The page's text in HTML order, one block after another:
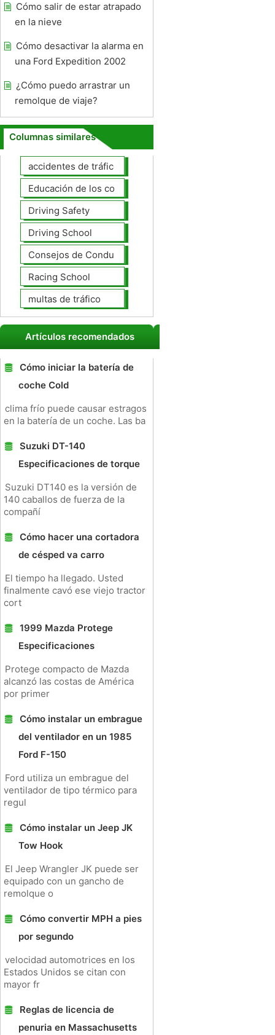
Cómo salir de estar atrapado
en la nieve
Cómo desactivar la alarma en
una Ford Expedition 2002
¿Cómo puedo arrastrar un
remolque de viaje?
Columnas similares
accidentes de tráfico
Educación de los conductores
Driving Safety
Driving School
Consejos de Conducción
Racing School
multas de tráfico
Artículos recomendados
Cómo iniciar la batería de
coche Cold
clima frío puede causar estragos
en la batería de un coche. Las ba
Suzuki DT-140
Especificaciones de torque
Suzuki DT140 es la versión de
140 caballos de fuerza de la
compañí
Cómo hacer una cortadora
de césped va carro
El tiempo ha llegado. Usted
finalmente cavó ese viejo tractor
cort
1999 Mazda Protege
Especificaciones
Protege compacto de Mazda
alcanzó las costas de América
por primer
Cómo instalar un embrague
del ventilador en un 1985
Ford F-150
Ford utiliza un embrague del
ventilador de tipo térmico para
regul
Cómo instalar un Jeep JK
Tow Hook
El Jeep Wrangler JK puede ser
equipado con un gancho de
remolque o
Cómo convertir MPH a pies
por segundo
velocidad automotrices en los
Estados Unidos se citan con
mayor fr
Reglas de licencia de
penuria en Massachusetts